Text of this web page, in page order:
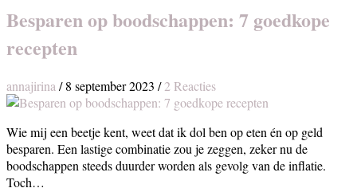
Besparen op boodschappen: 7 goedkope
recepten
annajirina /8 september 2023 /2 Reacties
Wie mij een beetje kent, weet dat ik dol ben op eten én op geld
besparen. Een lastige combinatie zou je zeggen, zeker nu de
boodschappen steeds duurder worden als gevolg van de inflatie.
Toch…